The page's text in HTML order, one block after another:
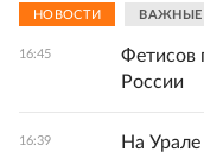
НОВОСТИ ВАЖНЫЕ
16:45
Фетисов
России
16:39
На Урале